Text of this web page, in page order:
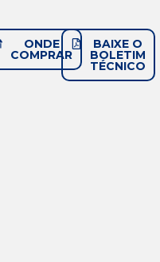
ONDE
COMPRAR
BAIXE O
BOLETIM
TÉCNICO